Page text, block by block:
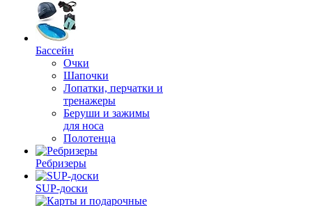
Бассейн
Очки
Шапочки
Лопатки, перчатки и
тренажеры
Беруши и зажимы
для носа
Полотенца
Ребризеры
SUP-доски